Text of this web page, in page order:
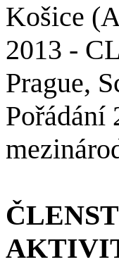
Košice (
2013 -
Prague,
Pořádání